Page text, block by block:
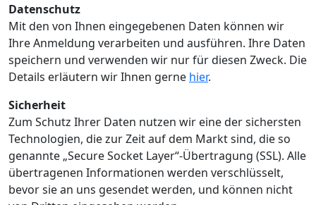
Datenschutz
Mit den von Ihnen eingegebenen Daten können wir
Ihre Anmeldung verarbeiten und ausführen. Ihre Daten
speichern und verwenden wir nur für diesen Zweck. Die
Details erläutern wir Ihnen gerne hier.
Sicherheit
Zum Schutz Ihrer Daten nutzen wir eine der sichersten
Technologien, die zur Zeit auf dem Markt sind, die so
genannte „Secure Socket Layer“-Übertragung (SSL). Alle
übertragenen Informationen werden verschlüsselt,
bevor sie an uns gesendet werden, und können nicht